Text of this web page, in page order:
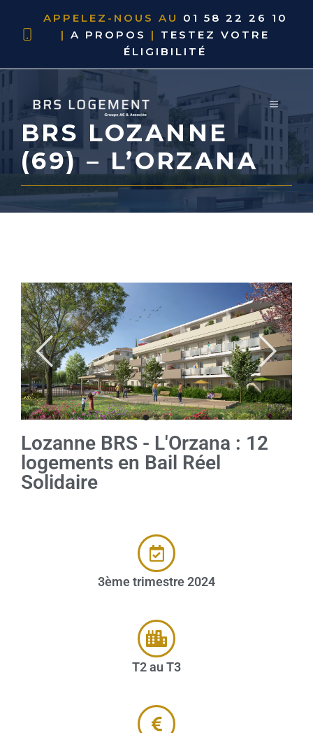
APPELEZ-NOUS AU 01 58 22 26 10
|A PROPOS | TESTEZ VOTRE
ÉLIGIBILITÉ
BRS LOZANNE
(69) – L’ORZANA
Lozanne BRS - L'Orzana : 12
logements en Bail Réel
Solidaire
3ème trimestre 2024
T2 au T3